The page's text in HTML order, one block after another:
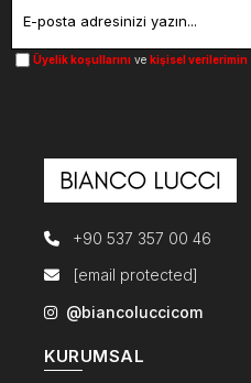
Üyelik koşullarını ve kişisel verilerimin
+90 537 357 00 46
[email protected]
@biancoluccicom
KURUMSAL